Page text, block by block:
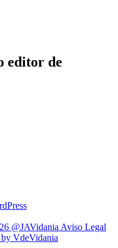
editor de
@JAVidania Aviso Legal
by VdeVidania